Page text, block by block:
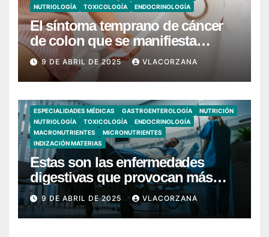
NUTRIOLOGÍA
TOXICOLOGÍA ENDOCRINOLOGÍA
El síntoma temprano de cáncer
de colon que se manifiesta
cuando vas al baño
9 DE ABRIL DE 2025 VLACORZANA
ESPECIALIDADES MÉDICAS GASTROENTEROLOGÍA
NUTRICIÓN
NUTRIOLOGÍA
TOXICOLOGÍA
ENDOCRINOLOGÍA
MACRONUTRIENTES
MICRONUTRIENTES
INDIZACIÓN MATERIAS
Estas son las enfermedades
digestivas que provocan más
hospitalizaciones en España
9 DE ABRIL DE 2025 VLACORZANA